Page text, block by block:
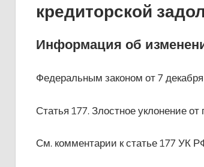
кредиторской
Информация об
Федеральным законом от 7
Статья 177. Злостное уклонение
См. комментарии к статье 177 УК